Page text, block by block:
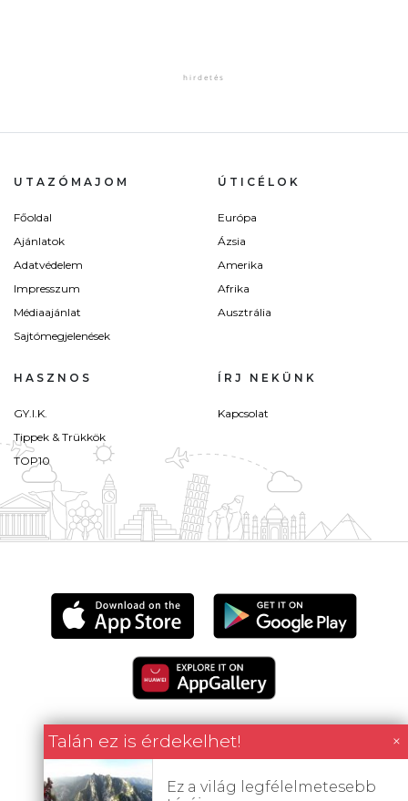
Talán ez is érdekelhet! ×
Ez a világ legfélelmetesebb
UTAZÓMAJOM
Főoldal
Ajánlatok
Adatvédelem
Impresszum
Médiaajánlat
Sajtómegjelenések
ÚTICÉLOK
Európa
Ázsia
Amerika
Afrika
Ausztrália
HASZNOS
GY.I.K.
Tippek & Trükkök
TOP10
ÍRJ NEKÜNK
Kapcsolat
Minden tartalom jogvédett © 2026 Utazómajom.